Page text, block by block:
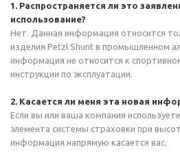
1. Распространяется ли это
использование?
Нет. Данная информация относится
изделия Petzl Shunt в промышленном
информация не относится к
инструкции по эксплуатации.
2. Касается ли меня эта новая
Если вы или ваша компания
элемента системы страховки при
информация напрямую касается вас.